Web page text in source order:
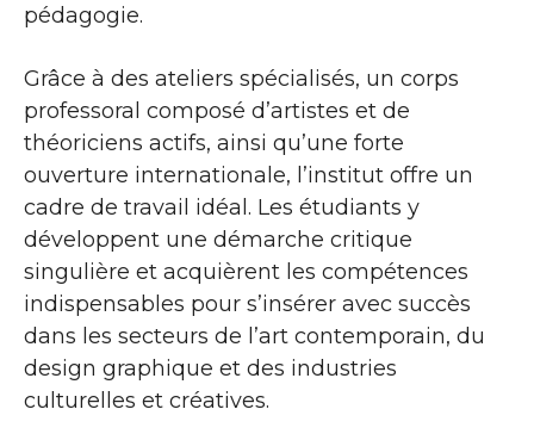
pédagogie.
Grâce à des ateliers spécialisés, un corps
professoral composé d’artistes et de
théoriciens actifs, ainsi qu’une forte
ouverture internationale, l’institut offre un
cadre de travail idéal. Les étudiants y
développent une démarche critique
singulière et acquièrent les compétences
indispensables pour s’insérer avec succès
dans les secteurs de l’art contemporain, du
design graphique et des industries
culturelles et créatives.